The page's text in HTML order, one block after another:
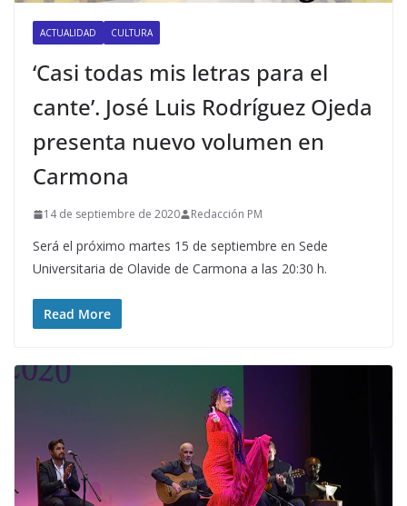
ACTUALIDAD CULTURA
‘Casi todas mis letras para el
cante’. José Luis Rodríguez Ojeda
presenta nuevo volumen en
Carmona
14 de septiembre de 2020 Redacción PM
Será el próximo martes 15 de septiembre en Sede
Universitaria de Olavide de Carmona a las 20:30 h.
Read More